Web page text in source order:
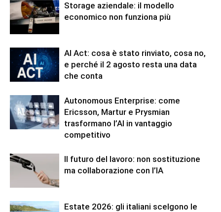
Storage aziendale: il modello
economico non funziona più
AI Act: cosa è stato rinviato, cosa no,
e perché il 2 agosto resta una data
che conta
Autonomous Enterprise: come
Ericsson, Martur e Prysmian
trasformano l’AI in vantaggio
competitivo
Il futuro del lavoro: non sostituzione
ma collaborazione con l’IA
Estate 2026: gli italiani scelgono le